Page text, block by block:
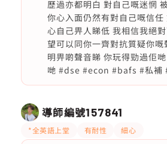
歷過亦都明白 對自己嘅迷惘
你心入面仍然有對自己嘅信任
心自己畀人睇低 我相信我絕
望可以同你一齊對抗質疑你嘅
明畀啲聲音睇 你玩得勁過佢
哋 #dse #econ #bafs #私補
導師編號157841
*全英語上堂 有耐性 細心